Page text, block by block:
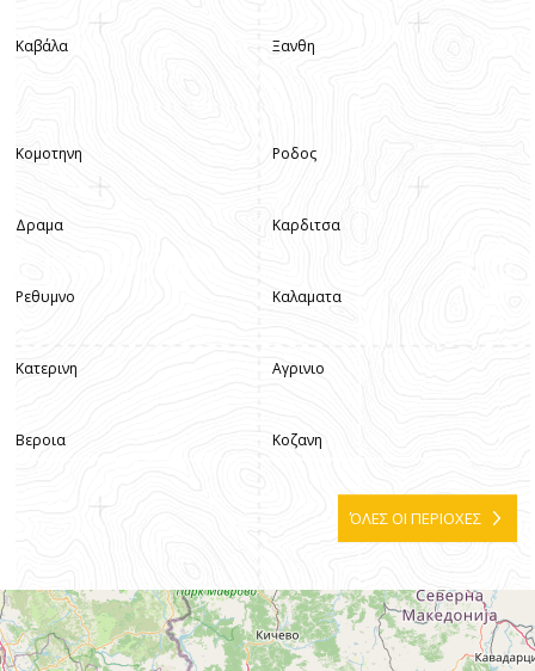
Καβάλα Ξανθη
Κομοτηνη
Δραμα
Ρεθυμνο
Κατερινη
Βεροια
Ροδος
Καρδιτσα
Καλαματα
Αγρινιο
Κοζανη
ΌΛΕΣ ΟΙ ΠΕΡΙΟΧΕΣ